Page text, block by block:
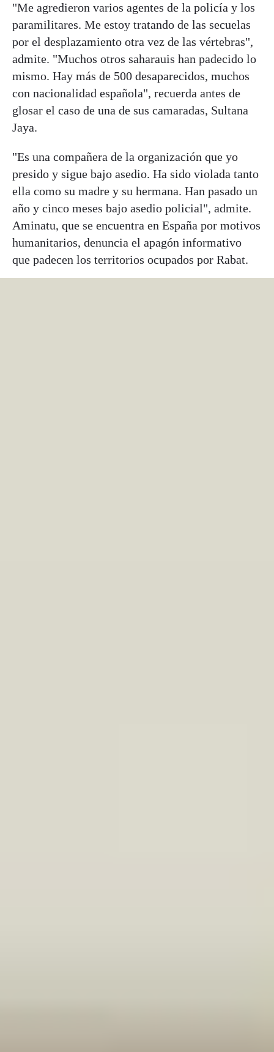
"Me agredieron varios agentes de la policía y los
paramilitares. Me estoy tratando de las secuelas
por el desplazamiento otra vez de las vértebras",
admite. "Muchos otros saharauis han padecido lo
mismo. Hay más de 500 desaparecidos, muchos
con nacionalidad española", recuerda antes de
glosar el caso de una de sus camaradas, Sultana
Jaya.
"Es una compañera de la organización que yo
presido y sigue bajo asedio. Ha sido violada tanto
ella como su madre y su hermana. Han pasado un
año y cinco meses bajo asedio policial", admite.
Aminatu, que se encuentra en España por motivos
humanitarios, denuncia el apagón informativo
que padecen los territorios ocupados por Rabat.